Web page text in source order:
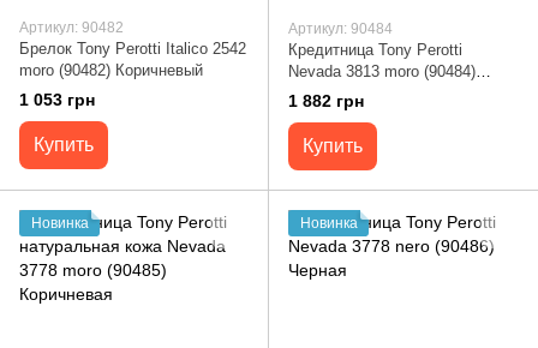
Артикул: 90482
Брелок Tony Perotti Italico 2542
moro (90482) Коричневый
1 053 грн
Купить
Артикул: 90484
Кредитница Tony Perotti
Nevada 3813 moro (90484)
Коричневая
1 882 грн
Купить
Новинка Новинка